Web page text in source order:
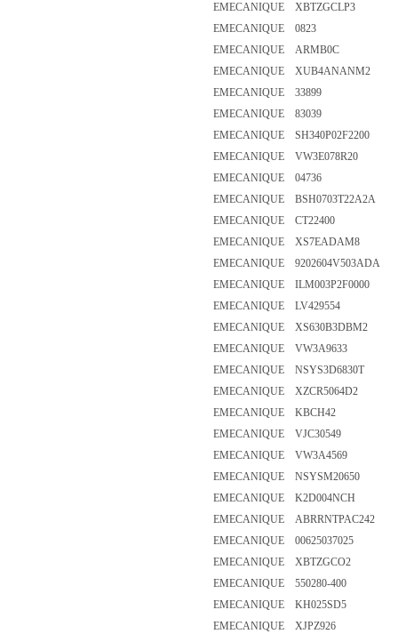
EMECANIQUE XBTZGCLP3
EMECANIQUE 0823
EMECANIQUE ARMB0C
EMECANIQUE XUB4ANANM2
EMECANIQUE 33899
EMECANIQUE 83039
EMECANIQUE SH340P02F2200
EMECANIQUE VW3E078R20
EMECANIQUE 04736
EMECANIQUE BSH0703T22A2A
EMECANIQUE CT22400
EMECANIQUE XS7EADAM8
EMECANIQUE 9202604V503ADA
EMECANIQUE ILM003P2F0000
EMECANIQUE LV429554
EMECANIQUE XS630B3DBM2
EMECANIQUE VW3A9633
EMECANIQUE NSYS3D6830T
EMECANIQUE XZCR5064D2
EMECANIQUE KBCH42
EMECANIQUE VJC30549
EMECANIQUE VW3A4569
EMECANIQUE NSYSM20650
EMECANIQUE K2D004NCH
EMECANIQUE ABRRNTPAC242
EMECANIQUE 00625037025
EMECANIQUE XBTZGCO2
EMECANIQUE 550280-400
EMECANIQUE KH025SD5
EMECANIQUE XJPZ926